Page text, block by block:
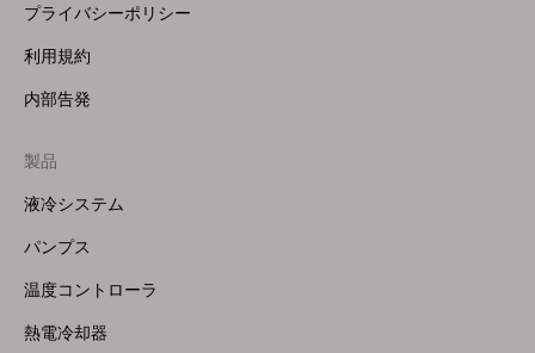
プライバシーポリシー
利用規約
内部告発
Footer
Menu
製品
液冷システム
パンプス
温度コントローラ
熱電冷却器